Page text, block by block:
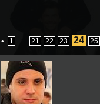
• 1 21 22 23 24 25